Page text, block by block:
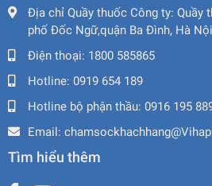
Địa chỉ Quầy thuốc Công ty: Quầy
phố Đốc Ngữ,quận Ba Đình, Hà Nội
Điện thoại: 1800 585865
Hotline: 0919 654 189
Hotline bộ phận thầu: 0916 195
Email:
Tìm hiểu thêm